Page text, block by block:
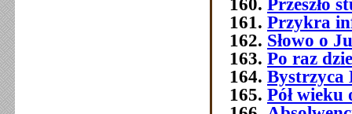
Przeszło
Przykra
Słowo o
Po raz
Bystrzyca
Pół